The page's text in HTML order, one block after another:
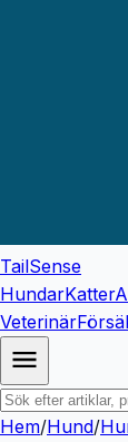
TailSense
HundarKatter
Veterinär
Hem/Hund/